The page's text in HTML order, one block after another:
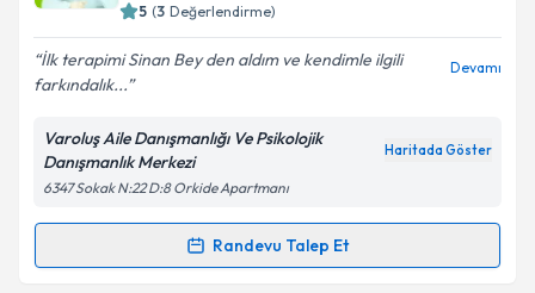
Kişisel verilerimin işlenmesine ilişkin
Aydınlatma
Metni'ni okudum ve kişisel verilerimin belirtilen
kapsamda işlenmesini kabul ediyorum.
Takvim Talebini Gönder
5 (3 Değerlendirme)
İlk terapimi Sinan Bey den aldım ve kendimle ilgili
farkındalık...
Devamı
Varoluş Aile Danışmanlığı Ve Psikolojik
Danışmanlık Merkezi
Haritada Göster
6347 Sokak N:22 D:8 Orkide Apartmanı
Randevu Talep Et
Randevu Takvimi Talebi